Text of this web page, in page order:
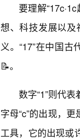
要理解
想、科技发展以及
义。“17”在中国
📝。
数字“1”则代
字母“c”的出现，
工具，它的出现或